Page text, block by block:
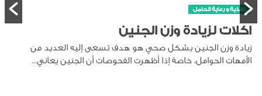
تغذية و رعاية الحامل
اكلات لزيادة وزن الجنين
زيادة وزن الجنين بشكل صحي هو هدف تسعى إليه العديد من
الأمهات الحوامل، خاصة إذا أظهرت الفحوصات أن الجنين يعاني...